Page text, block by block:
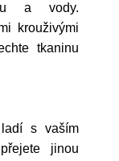
a vody.
krouživými
tkaninu
s vaším
jinou